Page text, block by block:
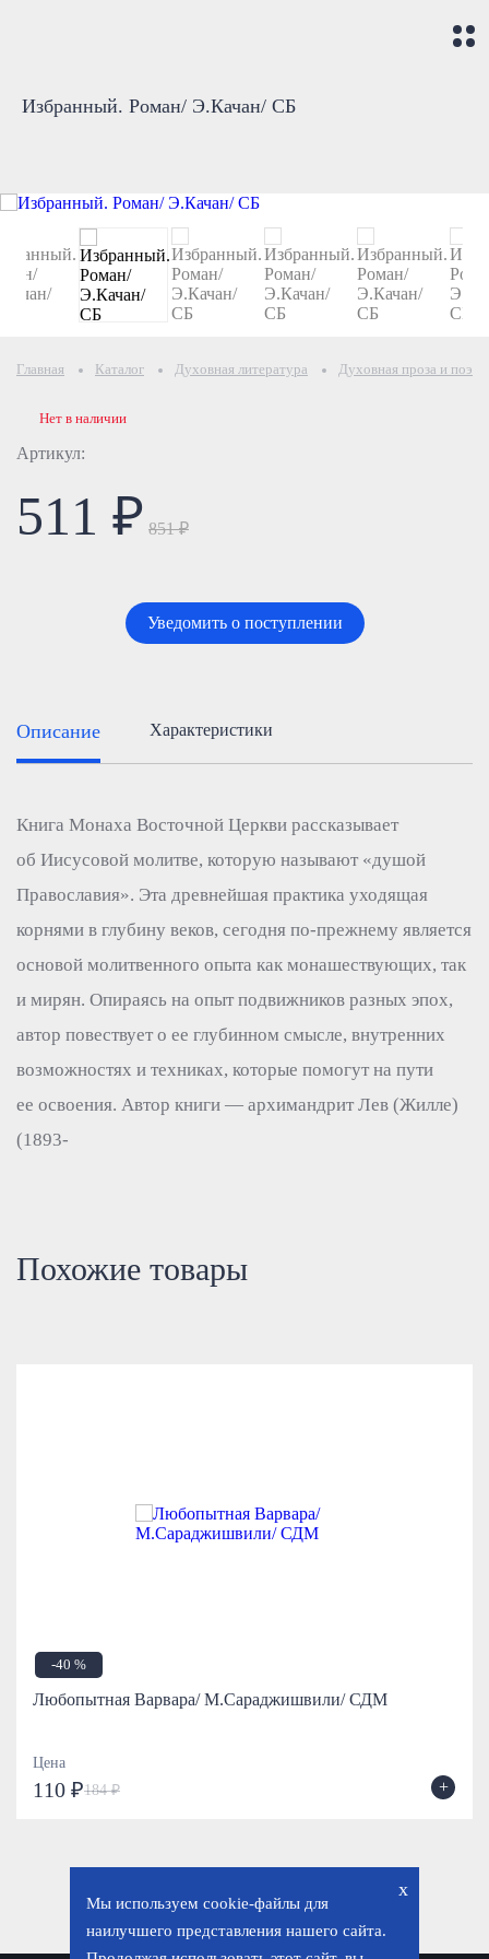
Избранный. Роман/ Э.Качан/ СБ
Главная Каталог Духовная литература Духовная проза и
Артикул:
Нет в наличии
511 ₽ 851 ₽
Уведомить о поступлении
Описание Характеристики
Книга Монаха Восточной Церкви рассказывает
об Иисусовой молитве, которую называют «душой
Православия». Эта древнейшая практика уходящая
корнями в глубину веков, сегодня по-прежнему является
основой молитвенного опыта как монашествующих, так
и мирян. Опираясь на опыт подвижников разных эпох,
автор повествует о ее глубинном смысле, внутренних
возможностях и техниках, которые помогут на пути
ее освоения. Автор книги — архимандрит Лев (Жилле)
(1893-
Похожие товары
-40 %
Любопытная Варвара/ М.Сараджишвили/ СДМ
Цена
110 ₽184 ₽ +
x
Мы используем cookie-файлы для
наилучшего представления нашего сайта.